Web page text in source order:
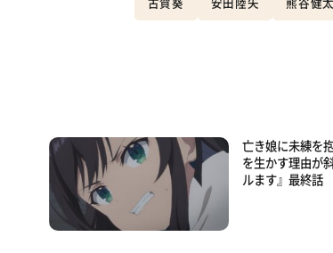
亡き娘に未練を
を生かす理由が
ルます』最終話